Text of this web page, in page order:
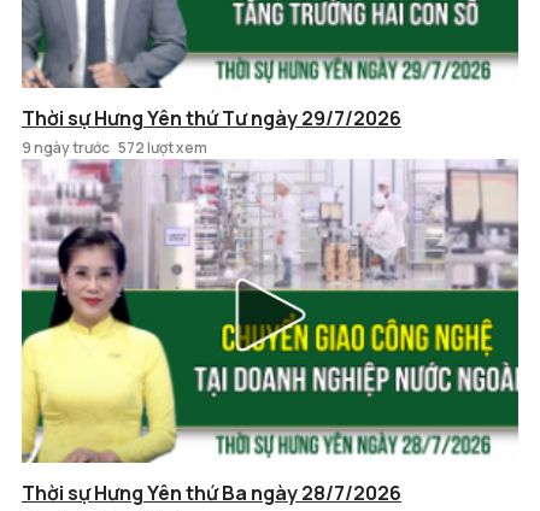
Thời sự Hưng Yên thứ Tư ngày 29/7/2026
9 ngày trước 572 lượt xem
Thời sự Hưng Yên thứ Ba ngày 28/7/2026